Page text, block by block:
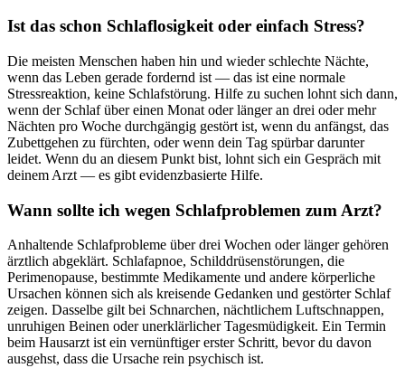
Ist das schon Schlaflosigkeit oder einfach Stress?
Die meisten Menschen haben hin und wieder schlechte Nächte,
wenn das Leben gerade fordernd ist — das ist eine normale
Stressreaktion, keine Schlafstörung. Hilfe zu suchen lohnt sich dann,
wenn der Schlaf über einen Monat oder länger an drei oder mehr
Nächten pro Woche durchgängig gestört ist, wenn du anfängst, das
Zubettgehen zu fürchten, oder wenn dein Tag spürbar darunter
leidet. Wenn du an diesem Punkt bist, lohnt sich ein Gespräch mit
deinem Arzt — es gibt evidenzbasierte Hilfe.
Wann sollte ich wegen Schlafproblemen zum Arzt?
Anhaltende Schlafprobleme über drei Wochen oder länger gehören
ärztlich abgeklärt. Schlafapnoe, Schilddrüsenstörungen, die
Perimenopause, bestimmte Medikamente und andere körperliche
Ursachen können sich als kreisende Gedanken und gestörter Schlaf
zeigen. Dasselbe gilt bei Schnarchen, nächtlichem Luftschnappen,
unruhigen Beinen oder unerklärlicher Tagesmüdigkeit. Ein Termin
beim Hausarzt ist ein vernünftiger erster Schritt, bevor du davon
ausgehst, dass die Ursache rein psychisch ist.